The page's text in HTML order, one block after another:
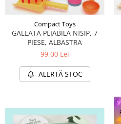
Compact Toys
GALEATA PLIABILA NISIP, 7
PIESE, ALBASTRA
99,00 Lei
ALERTĂ STOC